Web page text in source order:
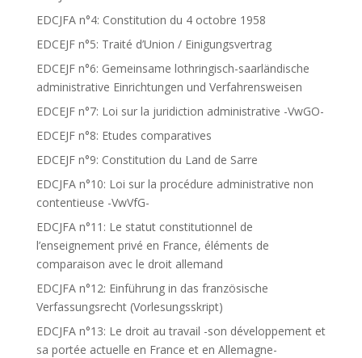
EDCJFA n°4: Constitution du 4 octobre 1958
EDCEJF n°5: Traité d’Union / Einigungsvertrag
EDCEJF n°6: Gemeinsame lothringisch-saarländische
administrative Einrichtungen und Verfahrensweisen
EDCEJF n°7: Loi sur la juridiction administrative -VwGO-
EDCEJF n°8: Etudes comparatives
EDCEJF n°9: Constitution du Land de Sarre
EDCJFA n°10: Loi sur la procédure administrative non
contentieuse -VwVfG-
EDCJFA n°11: Le statut constitutionnel de
l’enseignement privé en France, éléments de
comparaison avec le droit allemand
EDCJFA n°12: Einführung in das französische
Verfassungsrecht (Vorlesungsskript)
EDCJFA n°13: Le droit au travail -son développement et
sa portée actuelle en France et en Allemagne-